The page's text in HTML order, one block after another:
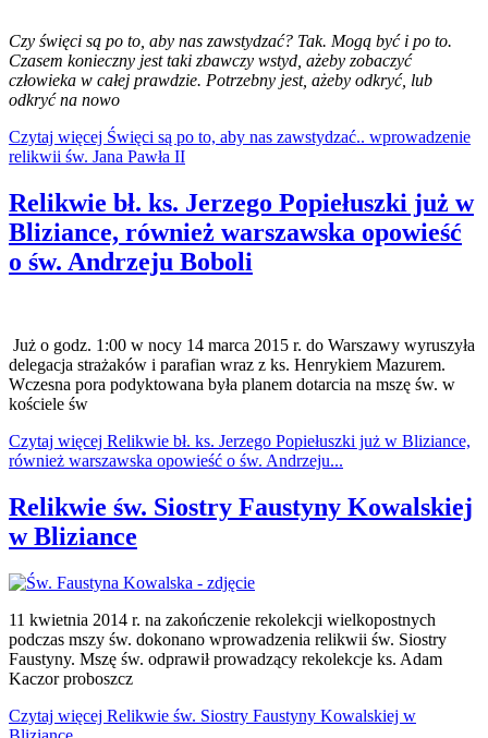
Czy święci są po to, aby nas zawstydzać? Tak. Mogą być i po to.
Czasem konieczny jest taki zbawczy wstyd, ażeby zobaczyć
człowieka w całej prawdzie. Potrzebny jest, ażeby odkryć, lub
odkryć na nowo
Czytaj więcej Święci są po to, aby nas zawstydzać.. wprowadzenie
relikwii św. Jana Pawła II
Relikwie bł. ks. Jerzego Popiełuszki już w
Bliziance, również warszawska opowieść
o św. Andrzeju Boboli
Już o godz. 1:00 w nocy 14 marca 2015 r. do Warszawy wyruszyła
delegacja strażaków i parafian wraz z ks. Henrykiem Mazurem.
Wczesna pora podyktowana była planem dotarcia na mszę św. w
kościele św
Czytaj więcej Relikwie bł. ks. Jerzego Popiełuszki już w Bliziance,
również warszawska opowieść o św. Andrzeju...
Relikwie św. Siostry Faustyny Kowalskiej
w Bliziance
11 kwietnia 2014 r. na zakończenie rekolekcji wielkopostnych
podczas mszy św. dokonano wprowadzenia relikwii św. Siostry
Faustyny. Mszę św. odprawił prowadzący rekolekcje ks. Adam
Kaczor proboszcz
Czytaj więcej Relikwie św. Siostry Faustyny Kowalskiej w